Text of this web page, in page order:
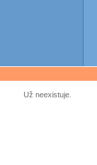
Už neexistuje.